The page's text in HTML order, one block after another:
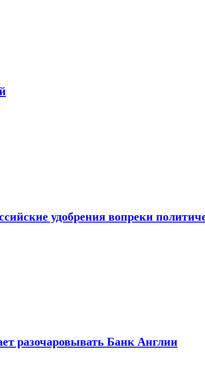
удобрения вопреки
разочаровывать Банк Англии